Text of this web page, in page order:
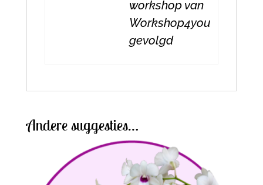
workshop van
Workshop4you
gevolgd
Andere suggesties…